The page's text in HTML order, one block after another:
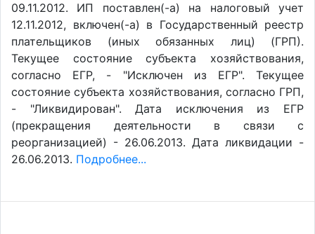
09.11.2012. ИП поставлен(-a) на налоговый учет
12.11.2012, включен(-a) в Государственный реестр
плательщиков (иных обязанных лиц) (ГРП).
Текущее состояние субъекта хозяйствования,
согласно ЕГР, - "Исключен из ЕГР". Текущее
состояние субъекта хозяйствования, согласно ГРП,
- "Ликвидирован". Дата исключения из ЕГР
(прекращения деятельности в связи с
реорганизацией) - 26.06.2013. Дата ликвидации -
26.06.2013. Подробнее...